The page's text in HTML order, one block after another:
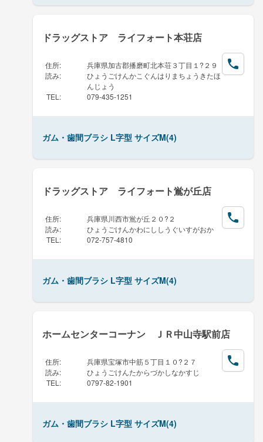
ドラッグストア ライフォート本荘店
住所:
兵庫県加古郡播磨町北本荘３丁目１?２９
読み:
ひょうごけんかこぐんはりまちょうきたほ
んじょう
TEL : 079-435-1251
ガム・歯間ブラシ L字型 サイズM(4)
ドラッグストア ライフォート鴬が丘店
住所:
兵庫県川西市鴬が丘２０?２
読み:
ひょうごけんかわにししうぐいすがおか
TEL : 072-757-4810
ガム・歯間ブラシ L字型 サイズM(4)
ホームセンターコーナン ＪＲ中山寺駅前店
住所:
兵庫県宝塚市中筋５丁目１０?２７
読み:
ひょうごけんたからづかしなかすじ
TEL : 0797-82-1901
ガム・歯間ブラシ L字型 サイズM(4)